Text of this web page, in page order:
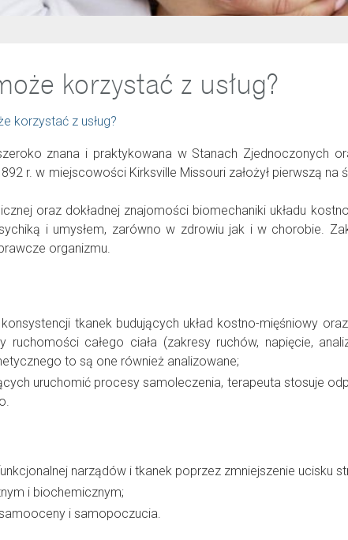
korzystać z usług?
korzystać z usług?
znana i praktykowana w Stanach Zjednoczonych
r. w miejscowości Kirksville Missouri założył pierwszą
oraz dokładnej znajomości biomechaniki układu
i umysłem, zarówno w zdrowiu jak i w chorobie.
organizmu.
tkanek budujących układ kostno-mięśniowy
całego ciała (zakresy ruchów, napięcie,
to są one również analizowane;
uruchomić procesy samoleczenia, terapeuta stosuje
narządów i tkanek poprzez zmniejszenie ucisku
i biochemicznym;
i samopoczucia.